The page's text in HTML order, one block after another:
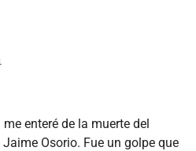
enteré de la muerte del
Osorio. Fue un golpe que